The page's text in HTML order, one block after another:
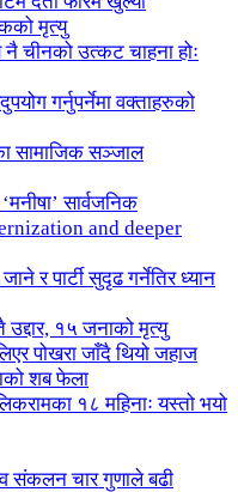
मृत्यु
चीनको उत्कट चाहना होः
गर्नुपर्नेमा वक्ताहरुको
सामाजिक सञ्जाल
सार्वजनिक
and deeper
र पार्टी सुदृढ गर्नेतिर ध्यान
उद्दार, १५ जनाको मृत्यु
पोखरा जाँदै थियो जहाज
शब फेला
१८ महिनाः यस्तो भयो
संकलन चार गुणाले बढी